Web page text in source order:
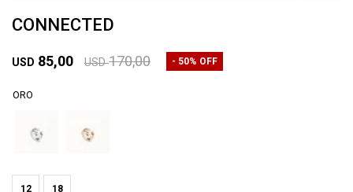
CONNECTED
USD 85,00 USD 170,00 50
ORO
12 18